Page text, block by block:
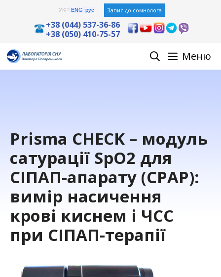
УКР ENG рус Запис до сомнолога
+38 (044) 537-36-86
+38 (050) 410-75-57
Меню
Prisma CHECK – модуль
сатурації SpO2 для
СІПАП-апарату (CPAP):
вимір насичення
крові киснем і ЧСС
при СІПАП-терапії